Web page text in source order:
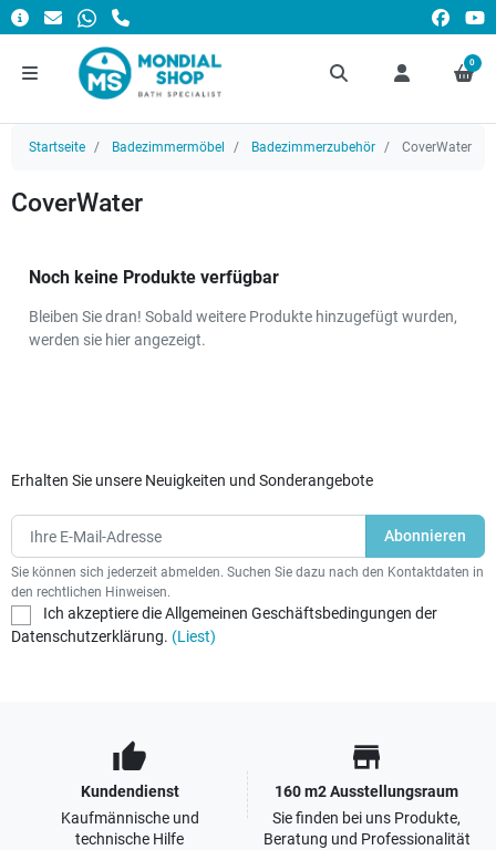
0
Startseite Badezimmermöbel Badezimmerzubehör CoverWater
CoverWater
Noch keine Produkte verfügbar
Bleiben Sie dran! Sobald weitere Produkte hinzugefügt wurden,
werden sie hier angezeigt.
Erhalten Sie unsere Neuigkeiten und Sonderangebote
Sie können sich jederzeit abmelden. Suchen Sie dazu nach den Kontaktdaten in
den rechtlichen Hinweisen.
Ich akzeptiere die Allgemeinen Geschäftsbedingungen der
Datenschutzerklärung. (Liest)
thumb_up
Kundendienst
Kaufmännische und
technische Hilfe
store
160 m2 Ausstellungsraum
Sie finden bei uns Produkte,
Beratung und Professionalität